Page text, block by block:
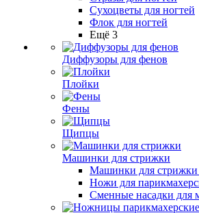
Сухоцветы для ногтей
Флок для ногтей
Ещё 3
Диффузоры для фенов
Плойки
Фены
Щипцы
Машинки для стрижки
Машинки для стрижки
Ножи для
Сменные насадки для